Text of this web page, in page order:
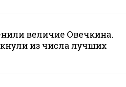
величие Овечкина.
из числа лучших